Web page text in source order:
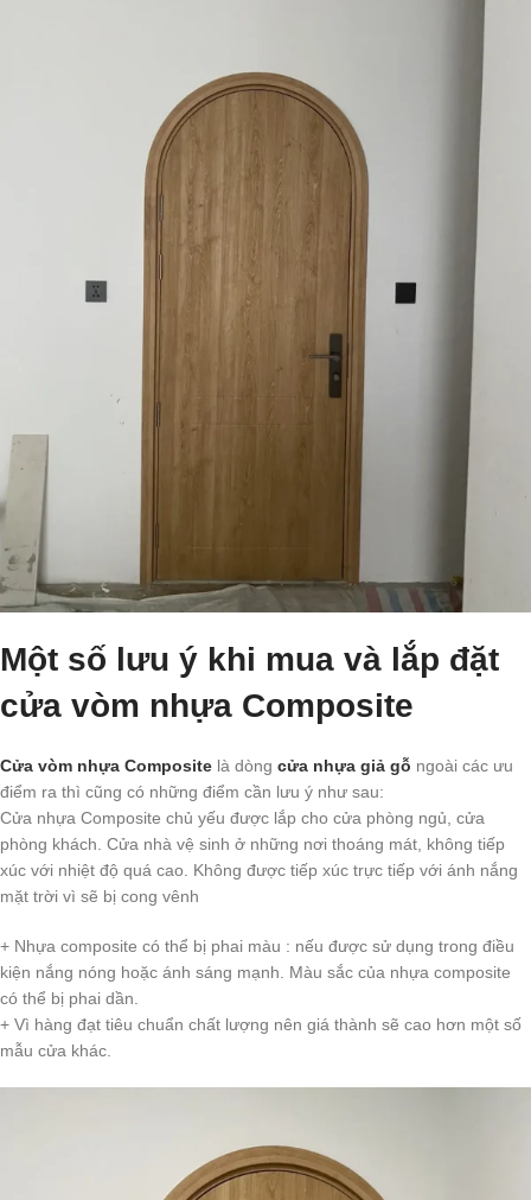
Một số lưu ý khi mua và lắp đặt
cửa vòm nhựa Composite
Cửa vòm nhựa Composite là dòng cửa nhựa giả gỗ ngoài các ưu
điểm ra thì cũng có những điểm cần lưu ý như sau:
Cửa nhựa Composite chủ yếu được lắp cho cửa phòng ngủ, cửa
phòng khách. Cửa nhà vệ sinh ở những nơi thoáng mát, không tiếp
xúc với nhiệt độ quá cao. Không được tiếp xúc trực tiếp với ánh nắng
mặt trời vì sẽ bị cong vênh
+ Nhựa composite có thể bị phai màu : nếu được sử dụng trong điều
kiện nắng nóng hoặc ánh sáng mạnh. Màu sắc của nhựa composite
có thể bị phai dần.
+ Vì hàng đạt tiêu chuẩn chất lượng nên giá thành sẽ cao hơn một số
mẫu cửa khác.